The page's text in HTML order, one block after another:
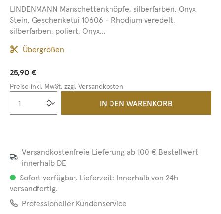
LINDENMANN Manschettenknöpfe, silberfarben, Onyx
Stein, Geschenketui 10606 - Rhodium veredelt,
silberfarben, poliert, Onyx...
Übergrößen
25,90 €
Preise inkl. MwSt. zzgl. Versandkosten
Produkt Anzahl: Gib den
IN DEN WARENKORB
Versandkostenfreie Lieferung ab 100 € Bestellwert
innerhalb DE
Sofort verfügbar, Lieferzeit: Innerhalb von 24h
versandfertig.
Professioneller Kundenservice